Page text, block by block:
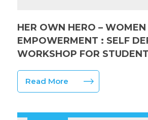
HER OWN HERO – WOMEN
EMPOWERMENT : SELF
WORKSHOP FOR
Read More